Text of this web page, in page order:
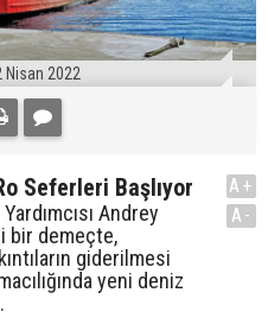
Nisan 2022
Seferleri Başlıyor
Andrey
bir demeçte,
giderilmesi
yeni deniz
A+
A-